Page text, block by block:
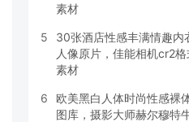
素材
5
30张酒店性感丰满情趣内
人像原片，佳能相机cr2
素材
6
欧美黑白人体时尚性感裸
图库，摄影大师赫尔穆特